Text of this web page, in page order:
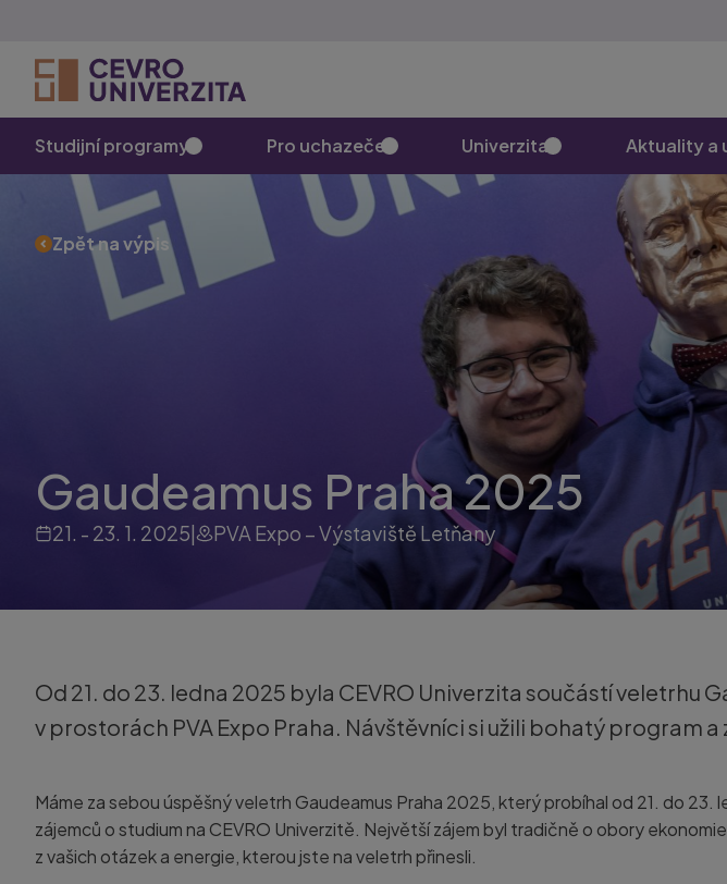
Studijní programy Pro uchazeče Univerzita Aktuality a
Zpět na výpis
Gaudeamus Praha 2025
21. - 23. 1. 2025| PVA Expo – Výstaviště Letňany
Od 21. do 23. ledna 2025 byla CEVRO Univerzita součástí veletrhu
v prostorách PVA Expo Praha. Návštěvníci si užili bohatý program
Máme za sebou úspěšný veletrh Gaudeamus Praha 2025, který probíhal od 21. do 23.
zájemců o studium na CEVRO Univerzitě. Největší zájem byl tradičně o obory
z vašich otázek a energie, kterou jste na veletrh přinesli.